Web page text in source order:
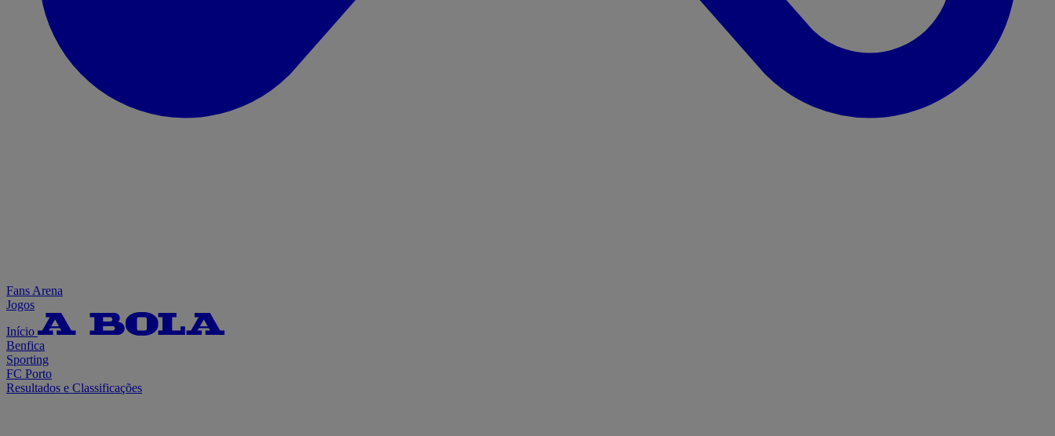
Fans Arena
Jogos
Início
Benfica
Sporting
FC Porto
Resultados e Classificações